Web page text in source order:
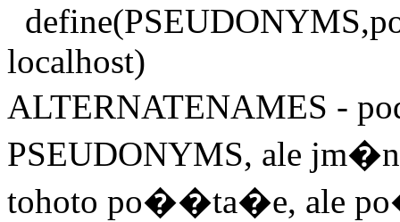
localhost)
ALTERNATENAMES -
PSEUDONYMS, ale
tohoto po��ta�e, ale